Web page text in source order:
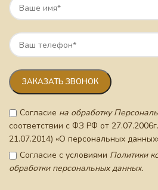
Согласие на обработку
соответствии с ФЗ РФ от
21.07.2014) «О персональных
Согласие с условиями Политики
обработки персональных данных.